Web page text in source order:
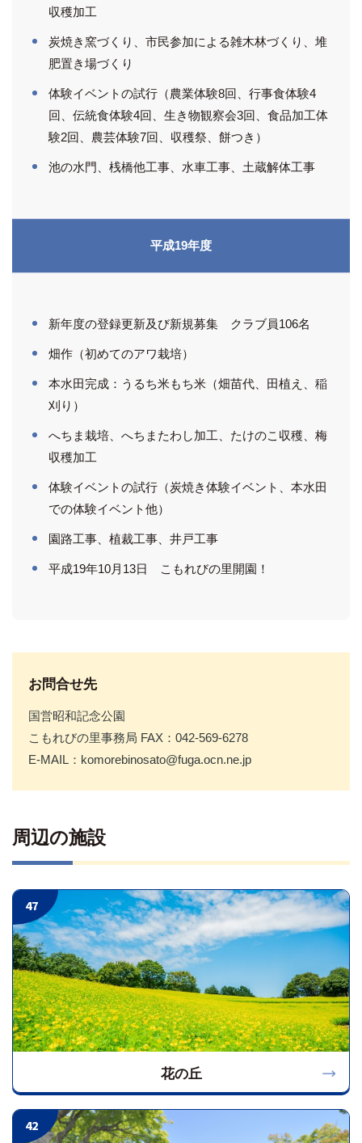
収穫加工
炭焼き窯づくり、市民参加による雑木林づくり、堆
肥置き場づくり
体験イベントの試行（農業体験8回、行事食体験4
回、伝統食体験4回、生き物観察会3回、食品加工体
験2回、農芸体験7回、収穫祭、餅つき）
池の水門、桟橋他工事、水車工事、土蔵解体工事
平成19年度
新年度の登録更新及び新規募集 クラブ員106名
畑作（初めてのアワ栽培）
本水田完成：うるち米もち米（畑苗代、田植え、稲
刈り）
へちま栽培、へちまたわし加工、たけのこ収穫、梅
収穫加工
体験イベントの試行（炭焼き体験イベント、本水田
での体験イベント他）
園路工事、植裁工事、井戸工事
平成19年10月13日 こもれびの里開園！
お問合せ先
国営昭和記念公園
こもれびの里事務局 FAX：042-569-6278
E-MAIL：komorebinosato@fuga.ocn.ne.jp
周辺の施設
47
花の丘
42